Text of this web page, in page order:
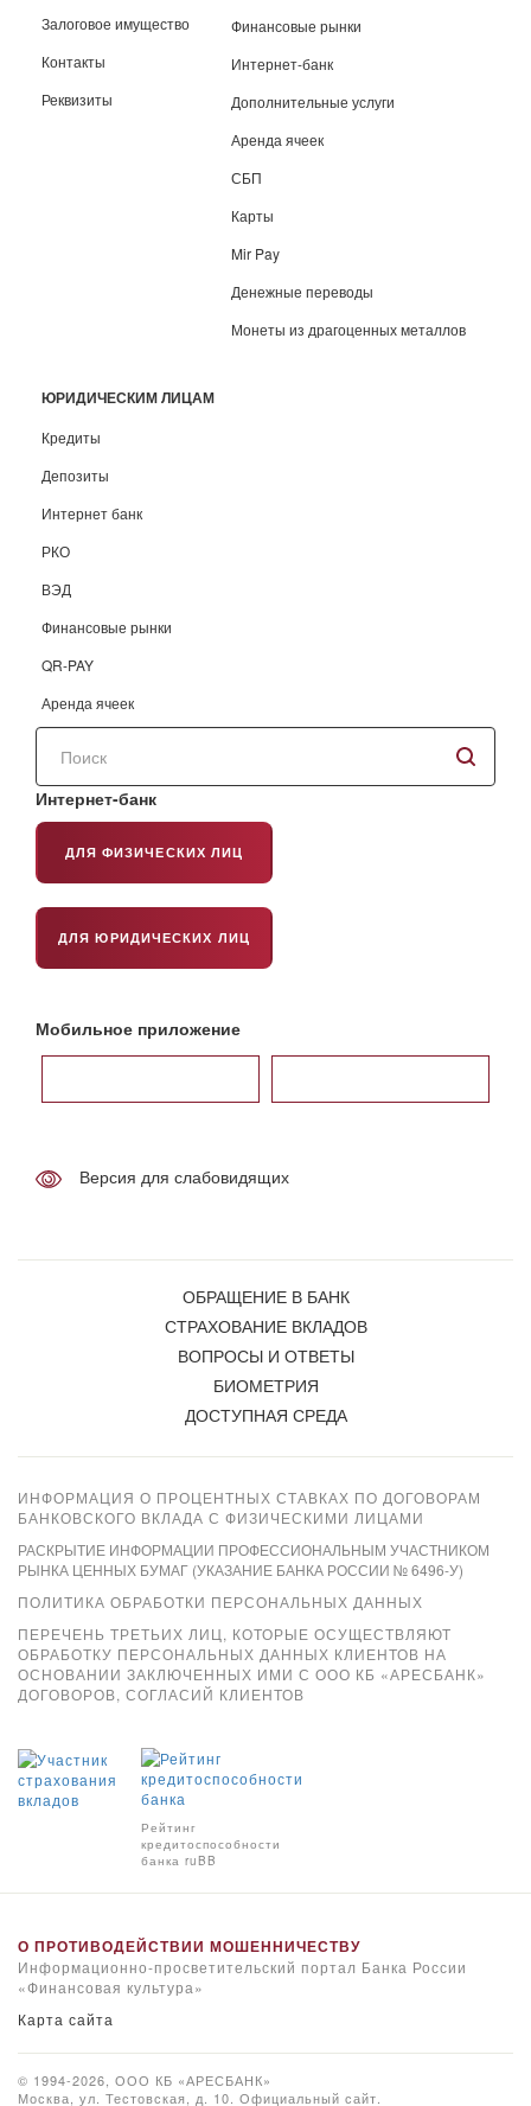
Залоговое имущество
Контакты
Реквизиты
Финансовые рынки
Интернет-банк
Дополнительные услуги
Аренда ячеек
СБП
Карты
Mir Pay
Денежные переводы
Монеты из драгоценных металлов
ЮРИДИЧЕСКИМ ЛИЦАМ
Кредиты
Депозиты
Интернет банк
РКО
ВЭД
Финансовые рынки
QR-PAY
Аренда ячеек
Поиск
сайту
Интернет-банк
ДЛЯ ФИЗИЧЕСКИХ ЛИЦ
ДЛЯ ЮРИДИЧЕСКИХ ЛИЦ
Мобильное приложение
Версия для слабовидящих
ОБРАЩЕНИЕ В БАНК
СТРАХОВАНИЕ ВКЛАДОВ
ВОПРОСЫ И ОТВЕТЫ
БИОМЕТРИЯ
ДОСТУПНАЯ СРЕДА
ИНФОРМАЦИЯ О ПРОЦЕНТНЫХ СТАВКАХ ПО ДОГОВОРАМ
БАНКОВСКОГО ВКЛАДА С ФИЗИЧЕСКИМИ ЛИЦАМИ
РАСКРЫТИЕ ИНФОРМАЦИИ ПРОФЕССИОНАЛЬНЫМ УЧАСТНИКОМ
РЫНКА ЦЕННЫХ БУМАГ (УКАЗАНИЕ БАНКА РОССИИ № 6496-У)
ПОЛИТИКА ОБРАБОТКИ ПЕРСОНАЛЬНЫХ ДАННЫХ
ПЕРЕЧЕНЬ ТРЕТЬИХ ЛИЦ, КОТОРЫЕ ОСУЩЕСТВЛЯЮТ
ОБРАБОТКУ ПЕРСОНАЛЬНЫХ ДАННЫХ КЛИЕНТОВ НА
ОСНОВАНИИ ЗАКЛЮЧЕННЫХ ИМИ С ООО КБ «АРЕСБАНК»
ДОГОВОРОВ, СОГЛАСИЙ КЛИЕНТОВ
Рейтинг
кредитоспособности
банка ruBB
О ПРОТИВОДЕЙСТВИИ МОШЕННИЧЕСТВУ
Информационно-просветительский портал Банка России
«Финансовая культура»
Карта сайта
© 1994-2026, ООО КБ «АРЕСБАНК»
Москва, ул. Тестовская, д. 10. Официальный сайт.